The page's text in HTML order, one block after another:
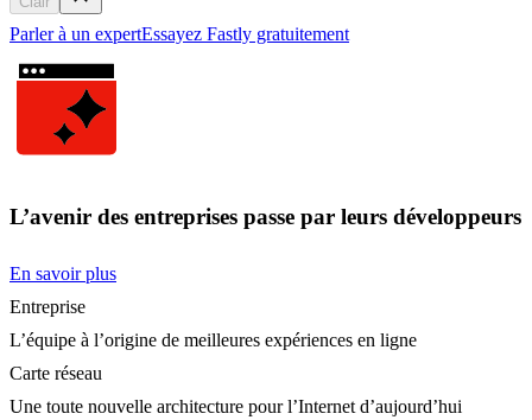
Parler à un expertEssayez Fastly gratuitement
L’avenir des entreprises passe par leurs développeurs
En savoir plus
Entreprise
L’équipe à l’origine de meilleures expériences en ligne
Carte réseau
Une toute nouvelle architecture pour l’Internet d’aujourd’hui